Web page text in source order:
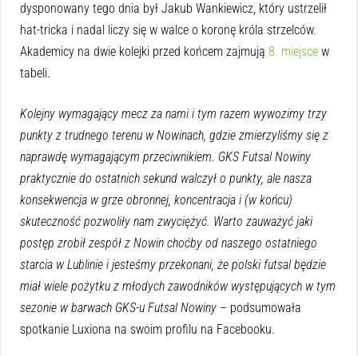
dysponowany tego dnia był Jakub Wankiewicz, który ustrzelił
hat-tricka i nadal liczy się w walce o koronę króla strzelców.
Akademicy na dwie kolejki przed końcem zajmują 8. miejsce w
tabeli.
Kolejny wymagający mecz za nami i tym razem wywozimy trzy
punkty z trudnego terenu w Nowinach, gdzie zmierzyliśmy się z
naprawdę wymagającym przeciwnikiem. GKS Futsal Nowiny
praktycznie do ostatnich sekund walczył o punkty, ale nasza
konsekwencja w grze obronnej, koncentracja i (w końcu)
skuteczność pozwoliły nam zwyciężyć. Warto zauważyć jaki
postęp zrobił zespół z Nowin choćby od naszego ostatniego
starcia w Lublinie i jesteśmy przekonani, że polski futsal będzie
miał wiele pożytku z młodych zawodników występujących w tym
sezonie w barwach GKS-u Futsal Nowiny – podsumowała
spotkanie Luxiona na swoim profilu na Facebooku.